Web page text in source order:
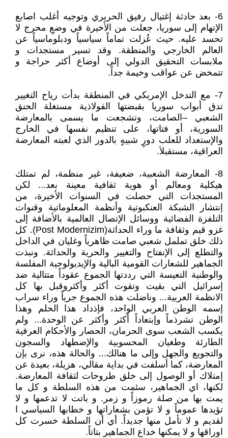
6- بعد حادثة إغتيال رفيق الحريري وتوجيه أغلب اصابع
الإتهام إلى سوريا، جعلت من الأخيرة في وضعِ محرج لا
تحسد عليه. حيث عُزلت تماماً سياسياً ودبلوماسياً عن
العالم الخارجي والمنطقة. وقد تسير مستجدات و
ملابسات التحقيق الدولي إلى أوضاع أكثر حراجة و
تتمخض عن عواقب وخيمة جداً.
7- مع التدخل الإمريكي في المنطقة بدأت رياح التغيير
تدق أبواب سوريا بقبضتها الفولاذية مستغلة الحنق
الشعبي –الصامت، وتشجعت ما يسمى بالمعارضة
السورية، أو فتاتها، على تنظيم نفسها في الخارج
والإستعداد للعلب دورٍ شبيهٍ بالدور الذي لعبته المعارضة
العراقية، مستقبلاَ.
8- المعارضة الشعبية، ضعيفة، غير منظمة، لم تمتلك
هيكلية ومعالم أو هوية ثقافية معينة بعد... لكن
المستجدات التي حصلت في السنوات الأخيرة، من
إنتشار الشبكة العنكبوتية وأنظمة المعلوماتية وقنوات
التلفزة الفضائية ووسائل الإتصال العالمية بالأضافة إلى
غزو قيم وثقافة ما وراء الحداثة(Post Modernizim). كل
ذلك خلق تململ شعبي صامت ظاهرياً وغليان في الداخل
والتطلع إلى الإنفتاح والتغيير والحرية والحداثة. ونبذت
الجماهير للشعارات القومية البالية والإيديولوجية المفلسة
والوطنية التعيسة التي رددتها الجموع عقوداً متتالية ضد
إسرائيل التي بقيت وتقوت أكثر وأكثروقبل بها كل
الانظمة العربية... وناضلت هذه الجموع جرياً وراء سراب
إسمه الوطن العربي الواحد، فإذداد هذا الحلم وهذا
الوطن تشرذماً وإبتعاداً أكثر وأكثر عن الوحدة... ولم
يكسب الشعب سوى الحرمان، الحصار والأحكام العرفية
الطارئة وطغيان المحسوبية والإضطهاد والسجون
والتجويع والجهل وإلى ما هنالك... والحالة هذه، نرى بإن
المعارضة، كما أسلفت في بداية مقالي، هزيلة، بعيدة عن
إمتلاك أو الوصول إلى خلق طروحات لثقافة المعارضة.
لكنها، اي الجماهير، سئمت من هذه السلطة و كل ما
يمت بها من صلة رموزاً و زمر. و باتت لا تدعمها و لا
تؤيدها عموماً و لا تؤمن بشعاراتها و خطابها السياسي ا
لقديم و لا تأمل منها جديداً. أي أن السلطة خسرت كل
اوراقها و لا يمكنها خداع الجماهير بتاتاً.